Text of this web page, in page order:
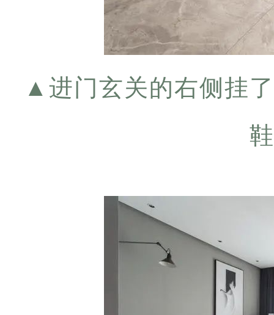
▲ 进门玄关的右侧挂